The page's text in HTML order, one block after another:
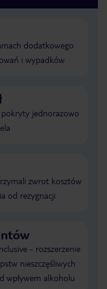
dodatkowego
i wypadków
pokryty jednorazowo
zwrot kosztów
od rezygnacji
- rozszerzenie
nieszczęśliwych
wpływem alkoholu